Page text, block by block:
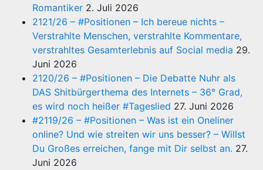
Romantiker 2. Juli 2026
2121/26 – #Positionen – Ich bereue nichts –
Verstrahlte Menschen, verstrahlte Kommentare,
verstrahltes Gesamterlebnis auf Social media 29.
Juni 2026
2120/26 – #Positionen – Die Debatte Nuhr als
DAS Shitbürgerthema des Internets – 36° Grad,
es wird noch heißer #Tageslied 27. Juni 2026
#2119/26 – #Positionen – Was ist ein Oneliner
online? Und wie streiten wir uns besser? – Willst
Du Großes erreichen, fange mit Dir selbst an. 27.
Juni 2026